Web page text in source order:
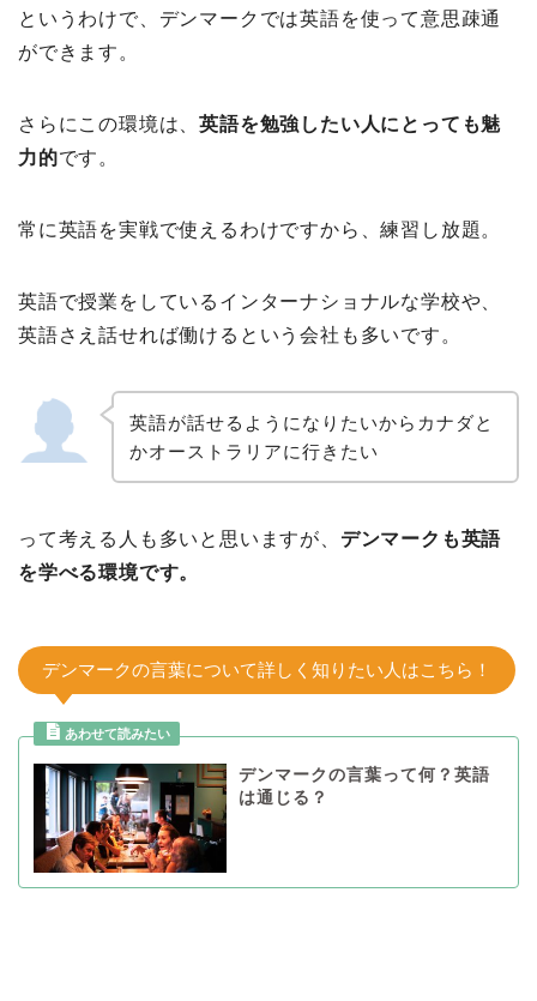
というわけで、デンマークでは英語を使って意思疎通
ができます。
さらにこの環境は、英語を勉強したい人にとっても魅
力的です。
常に英語を実戦で使えるわけですから、練習し放題。
英語で授業をしているインターナショナルな学校や、
英語さえ話せれば働けるという会社も多いです。
英語が話せるようになりたいからカナダと
かオーストラリアに行きたい
って考える人も多いと思いますが、 デンマークも英語
を学べる環境です。
デンマークの言葉について詳しく知りたい人はこちら！
デンマークの言葉って何？英語
は通じる？